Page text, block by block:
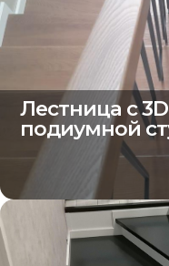
Лестница с
подиумной